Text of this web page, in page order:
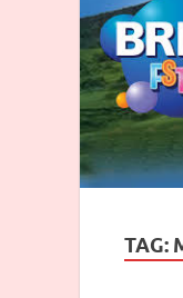
TAG: